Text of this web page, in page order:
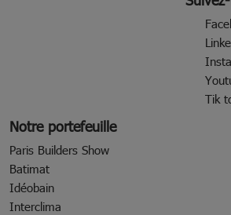
Tik
Notre portefeuille
Paris Builders Show
Batimat
Idéobain
Interclima